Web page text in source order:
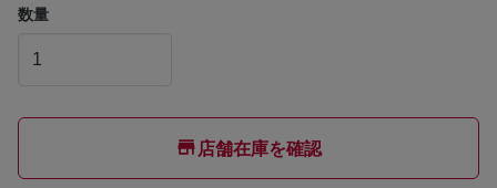
数量
店舗在庫を確認